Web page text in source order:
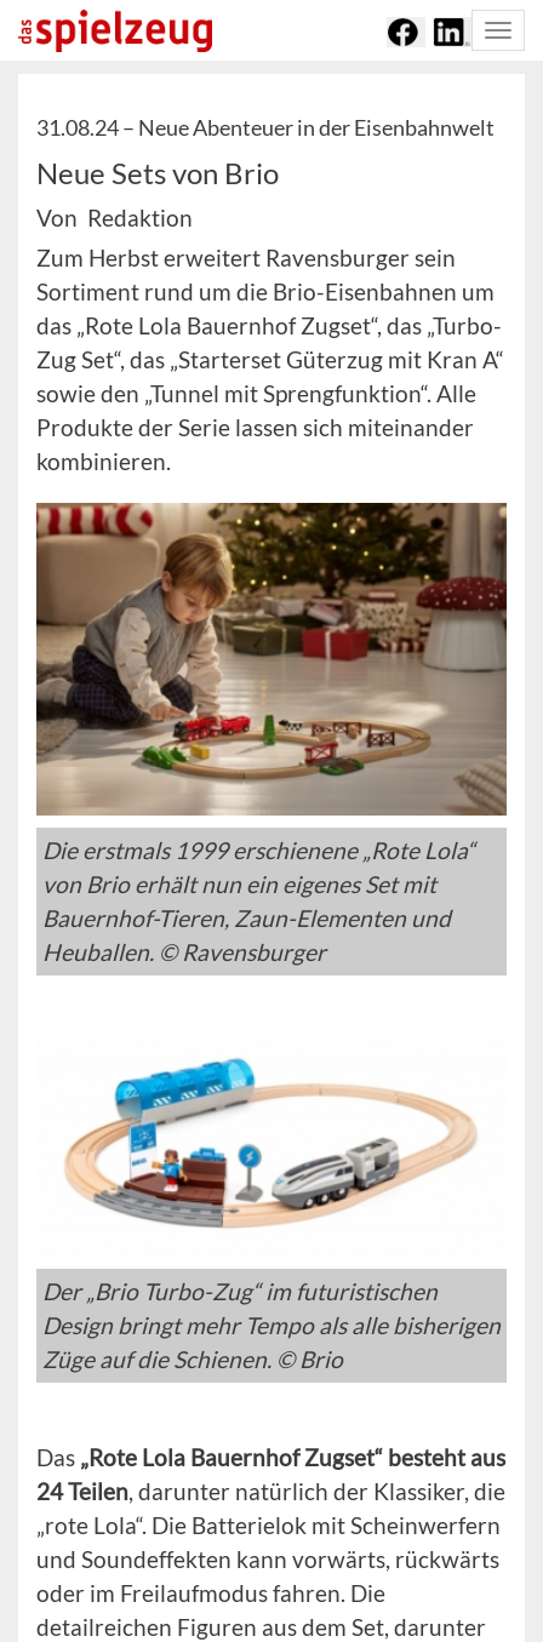
31.08.24 – Neue Abenteuer in der Eisenbahnwelt
Neue Sets von Brio
Von Redaktion
Zum Herbst erweitert Ravensburger sein
Sortiment rund um die Brio-Eisenbahnen um
das „Rote Lola Bauernhof Zugset“, das „Turbo-
Zug Set“, das „Starterset Güterzug mit Kran A“
sowie den „Tunnel mit Sprengfunktion“. Alle
Produkte der Serie lassen sich miteinander
kombinieren.
Die erstmals 1999 erschienene „Rote Lola“
von Brio erhält nun ein eigenes Set mit
Bauernhof-Tieren, Zaun-Elementen und
Heuballen. © Ravensburger
Der „Brio Turbo-Zug“ im futuristischen
Design bringt mehr Tempo als alle bisherigen
Züge auf die Schienen. © Brio
Das „Rote Lola Bauernhof Zugset“ besteht aus
24 Teilen, darunter natürlich der Klassiker, die
„rote Lola“. Die Batterielok mit Scheinwerfern
und Soundeffekten kann vorwärts, rückwärts
oder im Freilaufmodus fahren. Die
detailreichen Figuren aus dem Set, darunter